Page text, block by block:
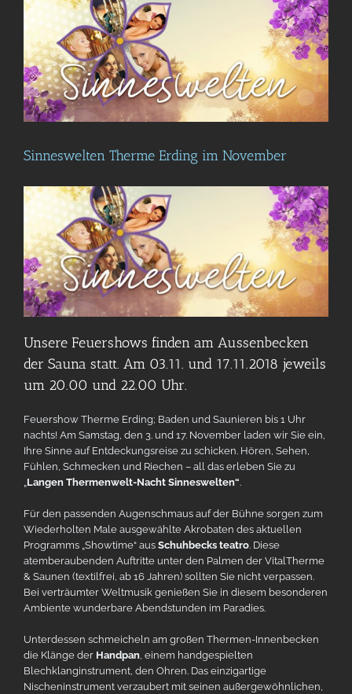
Sinneswelten Therme Erding im November
Unsere Feuershows finden am Aussenbecken
der Sauna statt. Am 03.11. und 17.11.2018 jeweils
um 20.00 und 22.00 Uhr.
Feuershow Therme Erding; Baden und Saunieren bis 1 Uhr
nachts! Am Samstag, den 3. und 17. November laden wir Sie ein,
Ihre Sinne auf Entdeckungsreise zu schicken. Hören, Sehen,
Fühlen, Schmecken und Riechen – all das erleben Sie zu
„Langen Thermenwelt-Nacht Sinneswelten“.
Für den passenden Augenschmaus auf der Bühne sorgen zum
Wiederholten Male ausgewählte Akrobaten des aktuellen
Programms „Showtime“ aus Schuhbecks teatro. Diese
atemberaubenden Auftritte unter den Palmen der VitalTherme
& Saunen (textilfrei, ab 16 Jahren) sollten Sie nicht verpassen.
Bei verträumter Weltmusik genießen Sie in diesem besonderen
Ambiente wunderbare Abendstunden im Paradies.
Unterdessen schmeicheln am großen Thermen-Innenbecken
die Klänge der Handpan, einem handgespielten
Blechklanginstrument, den Ohren. Das einzigartige
Nischeninstrument verzaubert mit seinen außergewöhnlichen,